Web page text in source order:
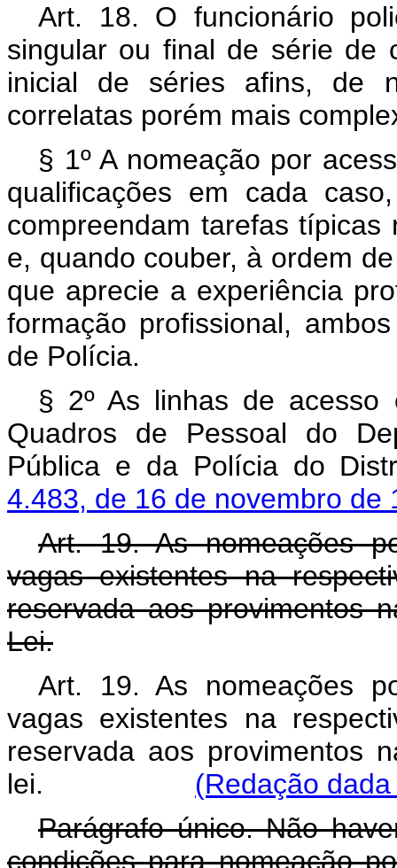
Art. 18. O funcionário
singular ou final de série de
inicial de séries afins, de
correlatas porém mais
§ 1º A nomeação por
qualificações em cada
compreendam tarefas
e, quando couber, à ordem
que aprecie a experiência
formação profissional,
de Polícia.
§ 2º As linhas de acesso
Quadros de Pessoal do
Pública e da Polícia do
4.483, de 16 de novembro de
Art. 19. As nomeações
vagas existentes na
reservada aos provimentos
Lei.
Art. 19. As nomeações
vagas existentes na
reservada aos provimentos
lei. (Redação
Parágrafo único. Não
condições para nomeação